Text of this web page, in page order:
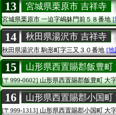
13 宮城県栗原市 吉祥寺
宮城県栗原市一迫字嶋躰門前５８番地 [
14 秋田県湯沢市 吉祥寺
秋田県湯沢市 駒形町字三又３０番地 [地
15 山形県西置賜郡飯豊町
[〒999-0602] 山形県西置賜郡飯豊町大
16 山形県西置賜郡小国町
[〒999-1313] 山形県西置賜郡小国町大